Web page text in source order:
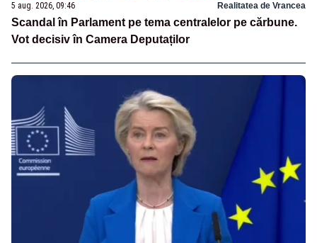
5 aug. 2026, 09:46 Realitatea de Vrancea
Scandal în Parlament pe tema centralelor pe cărbune.
Vot decisiv în Camera Deputaților